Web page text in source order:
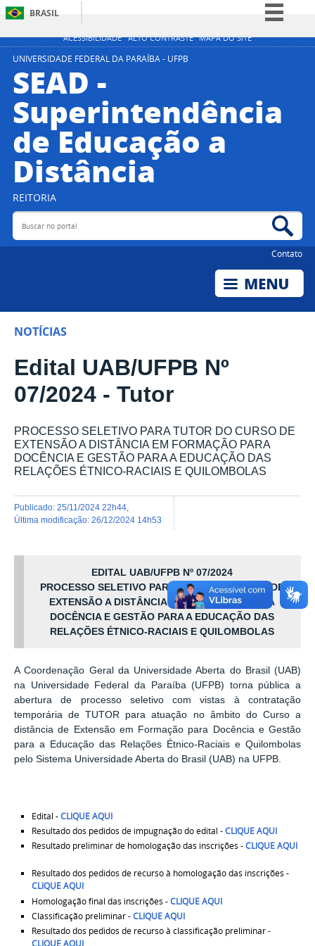
ACESSIBILIDADE ALTO CONTRASTE MAPA DO SITE
BRASIL
Simplifique!
Acesso à informação
Legislação
Canais
UNIVERSIDADE FEDERAL DA PARAÍBA - UFPB
SEAD -
Superintendência
de Educação a
Distância
REITORIA
Buscar no portal
Contato
NOTÍCIAS
Edital UAB/UFPB Nº
07/2024 - Tutor
PROCESSO SELETIVO PARA TUTOR DO CURSO DE
EXTENSÃO A DISTÂNCIA EM FORMAÇÃO PARA
DOCÊNCIA E GESTÃO PARA A EDUCAÇÃO DAS
RELAÇÕES ÉTNICO-RACIAIS E QUILOMBOLAS
publicado: 25/11/2024 22h44
última modificação: 26/12/2024 14h53
EDITAL UAB/UFPB Nº 07/2024
PROCESSO SELETIVO PARA TUTOR DO CURSO DE
EXTENSÃO A DISTÂNCIA EM FORMAÇÃO PARA
DOCÊNCIA E GESTÃO PARA A EDUCAÇÃO DAS
RELAÇÕES ÉTNICO-RACIAIS E QUILOMBOLAS
A Coordenação Geral da Universidade Aberta do Brasil (UAB)
na Universidade Federal da Paraíba (UFPB) torna pública a
abertura de processo seletivo com vistas à contratação
temporária de TUTOR para atuação no âmbito do Curso a
distância de Extensão em Formação para Docência e Gestão
para a Educação das Relações Étnico-Raciais e Quilombolas
pelo Sistema Universidade Aberta do Brasil (UAB) na UFPB.
Edital -CLIQUE AQUI
Resultado dos pedidos de impugnação do edital -CLIQUE AQUI
Resultado preliminar de homologação das inscrições -CLIQUE AQUI
Resultado dos pedidos de recurso à homologação das inscrições -
CLIQUE AQUI
Homologação final das inscrições -CLIQUE AQUI
Classificação preliminar -CLIQUE AQUI
Resultado dos pedidos de recurso à classificação preliminar -
CLIQUE AQUI